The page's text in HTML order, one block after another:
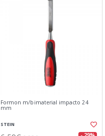
Formon m/bimaterial impacto 24
mm
STEIN